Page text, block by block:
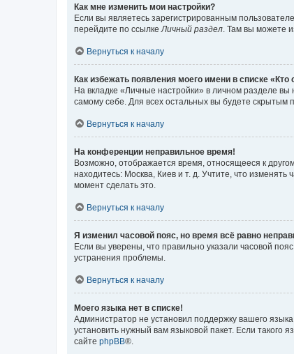
Как мне изменить мои настройки?
Если вы являетесь зарегистрированным
перейдите по ссылкеЛичный раздел. Там вы можете
Вернуться к началу
Как избежать появления моего имени в списке
На вкладке «Личные настройки» в личном разделе
самому себе. Для всех остальных вы будете скрытым
Вернуться к началу
На конференции неправильное время!
Возможно, отображается время, относящееся к
находитесь: Москва, Киев и т. д. Учтите, что
момент сделать это.
Вернуться к началу
Я изменил часовой пояс, но время всё равно
Если вы уверены, что правильно указали часовой
устранения проблемы.
Вернуться к началу
Моего языка нет в списке!
Администратор не установил поддержку вашего
установить нужный вам языковой пакет. Если
сайте phpBB®.